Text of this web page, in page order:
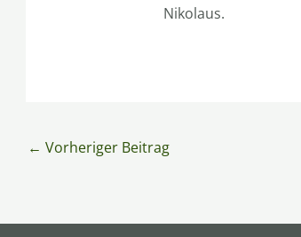
Nikolaus.
← Vorheriger Beitrag